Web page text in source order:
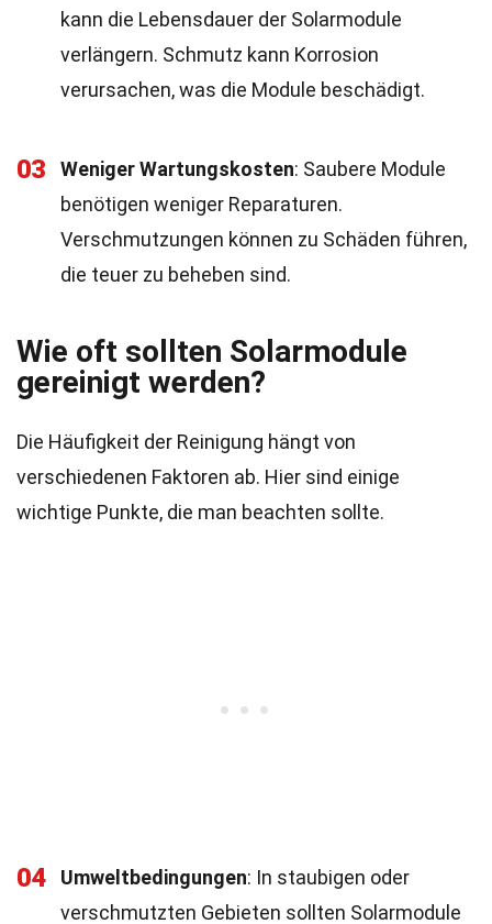
kann die Lebensdauer der Solarmodule
verlängern. Schmutz kann Korrosion
verursachen, was die Module beschädigt.
03 Weniger Wartungskosten: Saubere Module
benötigen weniger Reparaturen.
Verschmutzungen können zu Schäden führen,
die teuer zu beheben sind.
Wie oft sollten Solarmodule
gereinigt werden?
Die Häufigkeit der Reinigung hängt von
verschiedenen Faktoren ab. Hier sind einige
wichtige Punkte, die man beachten sollte.
04 Umweltbedingungen: In staubigen oder
verschmutzten Gebieten sollten Solarmodule